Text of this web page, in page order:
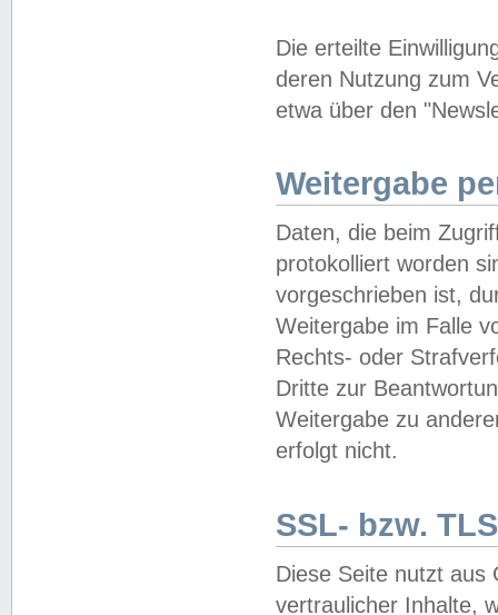
Die erteilte
deren Nutzung zum
etwa über den
Weitergabe
Daten, die beim
protokolliert worden
vorgeschrieben ist,
Weitergabe im Falle
Rechts- oder
Dritte zur
Weitergabe zu
erfolgt nicht.
SSL- bzw.
Diese Seite nutzt aus
vertraulicher Inhalte,